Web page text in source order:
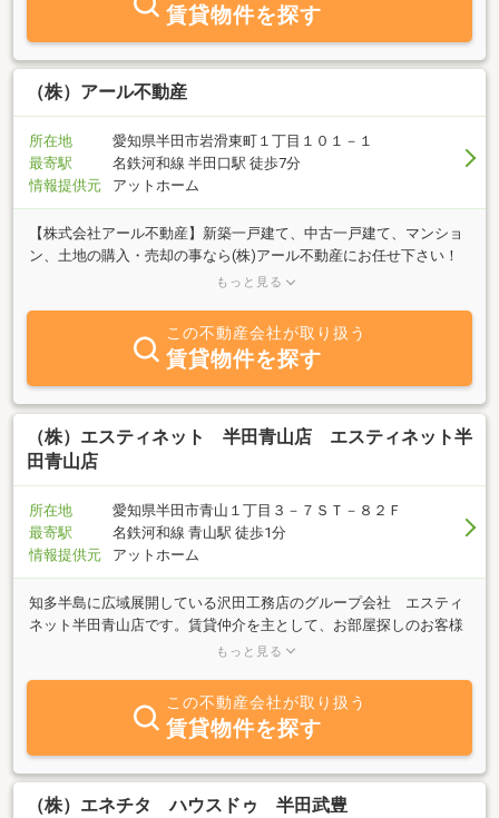
賃貸物件を探す
（株）アール不動産
所在地
愛知県半田市岩滑東町１丁目１０１－１
最寄駅
名鉄河和線 半田口駅 徒歩7分
情報提供元
アットホーム
【株式会社アール不動産】新築一戸建て、中古一戸建て、マンショ
ン、土地の購入・売却の事なら(株)アール不動産にお任せ下さい！
半田市を中心に、常滑市、阿久比町、武豊町、知多市、東海市(知多
ます。営業時間は午前9時～午後18時半まで。TEL0569-24-8811／
FAX0569-23-8399※大手不動産会社で培った知識と経験で、スムーズ
な取引のお手伝いをさせて頂きます。
もっと見る
この不動産会社が取り扱う
賃貸物件を探す
（株）エスティネット 半田青山店 エスティネット半
田青山店
所在地
愛知県半田市青山１丁目３－７ＳＴ－８２Ｆ
最寄駅
名鉄河和線 青山駅 徒歩1分
情報提供元
アットホーム
知多半島に広域展開している沢田工務店のグループ会社 エスティ
ネット半田青山店です。賃貸仲介を主として、お部屋探しのお客様
から物件を貸したいオーナー様のご相談まで承っております。また
貸のみならず、売買、賃貸管理、外壁改修、室内リフォーム等トー
タルにサポートさせていただきます。「地域貢献」・「お客様満
足」を第一に考え、きめ細やかなサービスで、お客様の立場に立っ
てお手伝いをさせて頂きます。青山駅より徒歩2分。 大駐車場完
備しておりますので、お気軽にお立ち寄り下さい。
もっと見る
この不動産会社が取り扱う
賃貸物件を探す
（株）エネチタ ハウスドゥ 半田武豊